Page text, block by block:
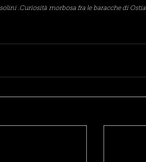
.Curiosità morbosa fra le baracche di Ostia